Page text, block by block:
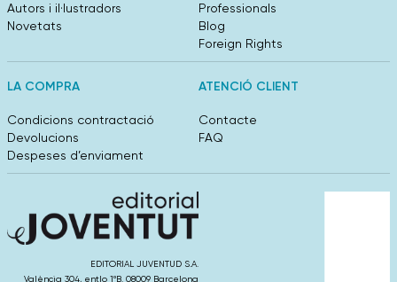
Autors i il·lustradors
Novetats
Professionals
Blog
Foreign Rights
LA COMPRA
Condicions contractació
Devolucions
Despeses d’enviament
ATENCIÓ CLIENT
Contacte
FAQ
EDITORIAL JUVENTUD S.A.
València 304, entlo 1ºB. 08009 Barcelona